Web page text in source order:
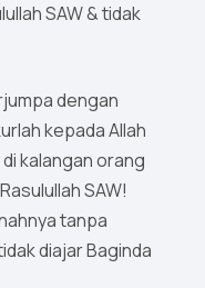
SAW & tidak
dengan
kepada Allah
kalangan orang
SAW!
tanpa
diajar Baginda